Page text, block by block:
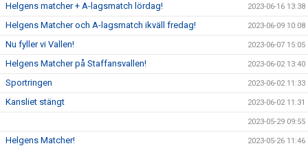
Helgens matcher + A-lagsmatch lördag! 2023-06-16 13:38
Helgens Matcher och A-lagsmatch ikväll fredag! 2023-06-09 10:08
Nu fyller vi Vallen! 2023-06-07 15:05
Helgens Matcher på Staffansvallen! 2023-06-02 13:40
Sportringen 2023-06-02 11:33
Kansliet stängt 2023-06-02 11:31
2023-05-29 09:55
Helgens Matcher! 2023-05-26 11:46